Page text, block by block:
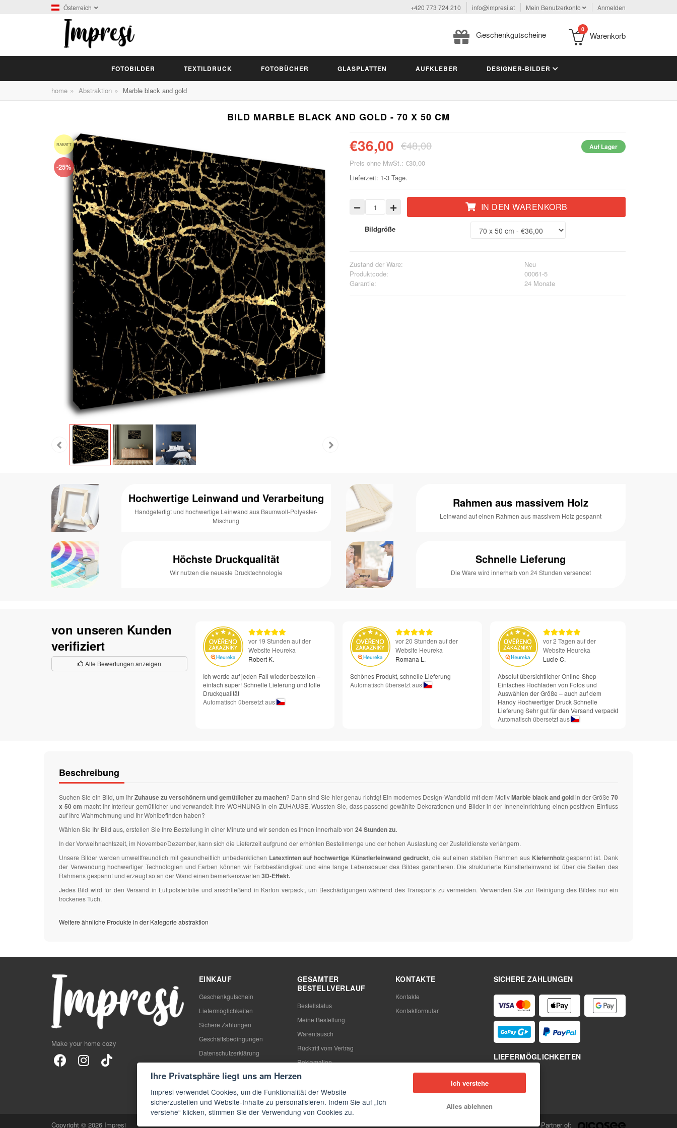
Österreich +420 773 724 210 info@impresi.at Mein Benutzerkonto Anmelden
Geschenkgutscheine
0
Warenkorb
FOTOBILDER TEXTILDRUCK FOTOBÜCHER GLASPLATTEN AUFKLEBER DESIGNER-BILDER
home » Abstraktion » Marble black and gold
BILD MARBLE BLACK AND GOLD - 70 X 50 CM
RABATT
-25%
€36,00 €48,00 Auf Lager
Preis ohne MwSt.: €30,00
Lieferzeit: 1-3 Tage.
IN DEN WARENKORB
Bildgröße
Zustand der Ware:
Neu
Produktcode:
00061-5
Garantie:
24 Monate
Hochwertige Leinwand und Verarbeitung
Handgefertigt und hochwertige Leinwand aus Baumwoll-Polyester-
Mischung
Rahmen aus massivem Holz
Leinwand auf einen Rahmen aus massivem Holz gespannt
Höchste Druckqualität
Wir nutzen die neueste Drucktechnologie
Schnelle Lieferung
Die Ware wird innerhalb von 24 Stunden versendet
von unseren Kunden
verifiziert
Alle Bewertungen anzeigen
vor 19 Stunden auf der
Website Heureka
Robert K.
Ich werde auf jeden Fall wieder bestellen –
einfach super! Schnelle Lieferung und tolle
Druckqualität
Automatisch übersetzt aus
vor 20 Stunden auf der
Website Heureka
Romana L.
Schönes Produkt, schnelle Lieferung
Automatisch übersetzt aus
vor 2 Tagen auf der
Website Heureka
Lucie C.
Absolut übersichtlicher Online-Shop
Einfaches Hochladen von Fotos und
Auswählen der Größe – auch auf dem
Handy Hochwertiger Druck Schnelle
Lieferung Sehr gut für den Versand verpackt
Automatisch übersetzt aus
Beschreibung
Suchen Sie ein Bild, um IhrZuhause zu verschönern und gemütlicher zu machen? Dann sind Sie hier genau richtig! Ein modernes Design-Wandbild mit dem MotivMarble black and goldin der Größe 70
x 50 cm macht Ihr Interieur gemütlicher und verwandelt Ihre WOHNUNG in ein ZUHAUSE. Wussten Sie, dass passend gewählte Dekorationen und Bilder in der Inneneinrichtung einen positiven Einfluss
auf Ihre Wahrnehmung und Ihr Wohlbefinden haben?
Wählen Sie Ihr Bild aus, erstellen Sie Ihre Bestellung in einer Minute und wir senden es Ihnen innerhalb von 24 Stunden zu.
In der Vorweihnachtszeit, im November/Dezember, kann sich die Lieferzeit aufgrund der erhöhten Bestellmenge und der hohen Auslastung der Zustelldienste verlängern.
Unsere Bilder werden umweltfreundlich mit gesundheitlich unbedenklichen Latextinten auf hochwertige Künstlerleinwand gedruckt, die auf einen stabilen Rahmen aus Kiefernholzgespannt ist. Dank
der Verwendung hochwertiger Technologien und Farben können wir Farbbeständigkeit und eine lange Lebensdauer des Bildes garantieren. Die strukturierte Künstlerleinwand ist über die Seiten des
Rahmens gespannt und erzeugt so an der Wand einen bemerkenswerten 3D-Effekt.
Jedes Bild wird für den Versand in Luftpolsterfolie und anschließend in Karton verpackt, um Beschädigungen während des Transports zu vermeiden. Verwenden Sie zur Reinigung des Bildes nur ein
trockenes Tuch.
Weitere ähnliche Produkte in der Kategorie abstraktion
Make your home cozy
SICHERE ZAHLUNGEN
LIEFERMÖGLICHKEITEN
EINKAUF
Geschenkgutschein
Liefermöglichkeiten
Sichere Zahlungen
Geschäftsbedingungen
Datenschutzerklärung
Blog
FAQs
GESAMTER
BESTELLVERLAUF
Bestellstatus
Meine Bestellung
Warentausch
Rücktritt vom Vertrag
Reklamation
KONTAKTE
Kontakte
Kontaktformular
Copyright © 2026 Impresi Partner of:
Ihre Privatsphäre liegt uns am Herzen
Impresi verwendet Cookies, um die Funktionalität der Website
sicherzustellen und Website-Inhalte zu personalisieren. Indem Sie auf „Ich
verstehe“ klicken, stimmen Sie der Verwendung von Cookies zu.
Ich verstehe
Alles ablehnen